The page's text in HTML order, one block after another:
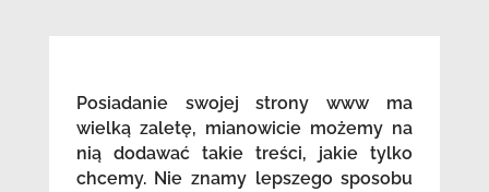
Posiadanie swojej strony www ma
wielką zaletę, mianowicie możemy na
nią dodawać takie treści, jakie tylko
chcemy. Nie znamy lepszego sposobu